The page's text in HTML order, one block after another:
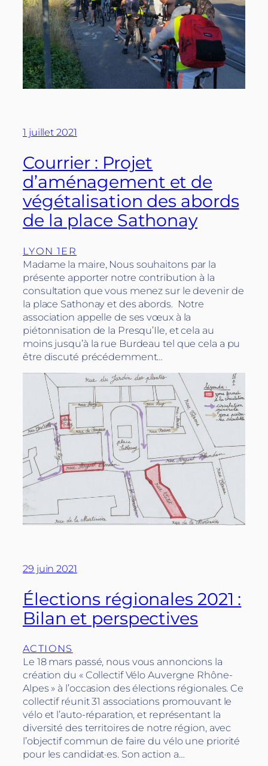
1 juillet 2021
Courrier : Projet
d’aménagement et de
végétalisation des abords
de la place Sathonay
LYON 1ER
Madame la maire, Nous souhaitons par la
présente apporter notre contribution à la
consultation que vous menez sur le devenir de
la place Sathonay et des abords. Notre
association appelle de ses vœux à la
piétonnisation de la Presqu’Ile, et cela au
moins jusqu’à la rue Burdeau tel que cela a pu
être discuté précédemment…
29 juin 2021
Élections régionales 2021 :
Bilan et perspectives
ACTIONS
Le 18 mars passé, nous vous annoncions la
création du « Collectif Vélo Auvergne Rhône-
Alpes » à l’occasion des élections régionales. Ce
collectif réunit 31 associations promouvant le
vélo et l’auto-réparation, et représentant la
diversité des territoires de notre région, avec
l’objectif commun de faire du vélo une priorité
pour les candidat·es. Son action a…